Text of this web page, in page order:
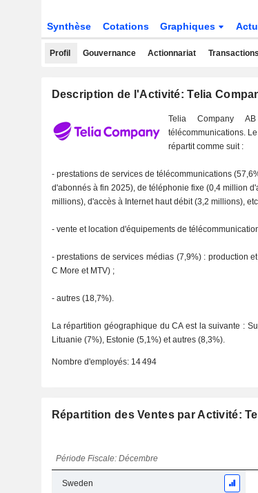
Synthèse Cotations Graphiques
Profil Gouvernance Actionnariat
Description de l'Activité: Telia
Telia Company
télécommunications.
répartit comme suit :
- prestations de services de télécommunications
d'abonnés à fin 2025), de téléphonie fixe (0,4 million
millions), d'accès à Internet haut débit (3,2 millions),
- vente et location d'équipements de
- prestations de services médias (7,9%) : production
C More et MTV) ;
- autres (18,7%).
La répartition géographique du CA est la suivante :
Lituanie (7%), Estonie (5,1%) et autres (8,3%).
Nombre d'employés: 14 494
Répartition des Ventes par Activité:
Période Fiscale: Décembre
Sweden